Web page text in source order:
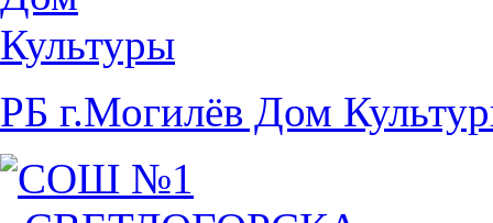
РБ г.Могилёв Дом